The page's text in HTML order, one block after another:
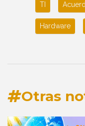
TI
Hardware
Otras